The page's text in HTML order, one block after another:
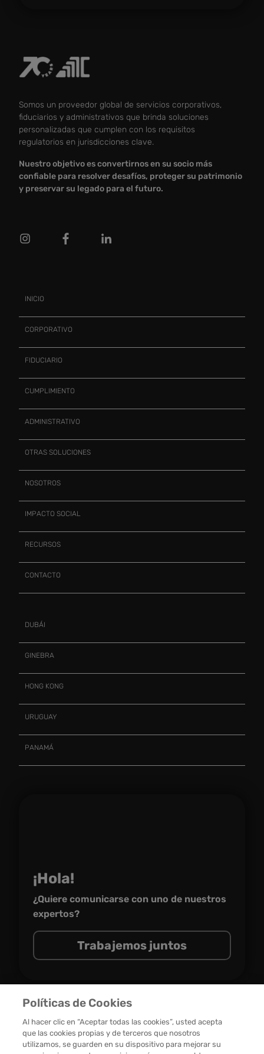
Somos un proveedor global de servicios corporativos,
fiduciarios y administrativos que brinda soluciones
personalizadas que cumplen con los requisitos
regulatorios en jurisdicciones clave.
Nuestro objetivo es convertirnos en su socio más
confiable para resolver desafíos, proteger su patrimonio
y preservar su legado para el futuro.
INICIO
CORPORATIVO
FIDUCIARIO
CUMPLIMIENTO
ADMINISTRATIVO
OTRAS SOLUCIONES
NOSOTROS
IMPACTO SOCIAL
RECURSOS
CONTACTO
DUBÁI
GINEBRA
HONG KONG
URUGUAY
PANAMÁ
¡Hola!
¿Quiere comunicarse con uno de nuestros
expertos?
Trabajemos juntos
OMCGROUP © 2026 DERECHOS RESERVADOS
Políticas de Cookies
Al hacer clic en “Aceptar todas las cookies”, usted acepta
que las cookies propias y de terceros que nosotros
utilizamos, se guarden en su dispositivo para mejorar su